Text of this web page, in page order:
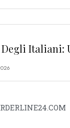
Italiani: